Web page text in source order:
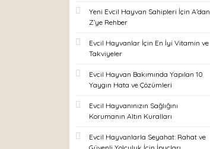
Yeni Evcil Hayvan Sahipleri İçin A’dan
Z’ye Rehber
Evcil Hayvanlar İçin En İyi Vitamin ve
Takviyeler
Evcil Hayvan Bakımında Yapılan 10
Yaygın Hata ve Çözümleri
Evcil Hayvanınızın Sağlığını
Korumanın Altın Kuralları
Evcil Hayvanlarla Seyahat: Rahat ve